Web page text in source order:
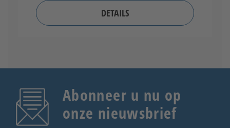
DETAILS
Abonneer u nu op
onze nieuwsbrief